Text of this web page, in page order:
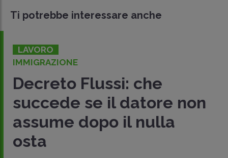
Ti potrebbe interessare anche
LAVORO
IMMIGRAZIONE
Decreto Flussi: che
succede se il datore non
assume dopo il nulla
osta